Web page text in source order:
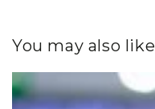
You may also like